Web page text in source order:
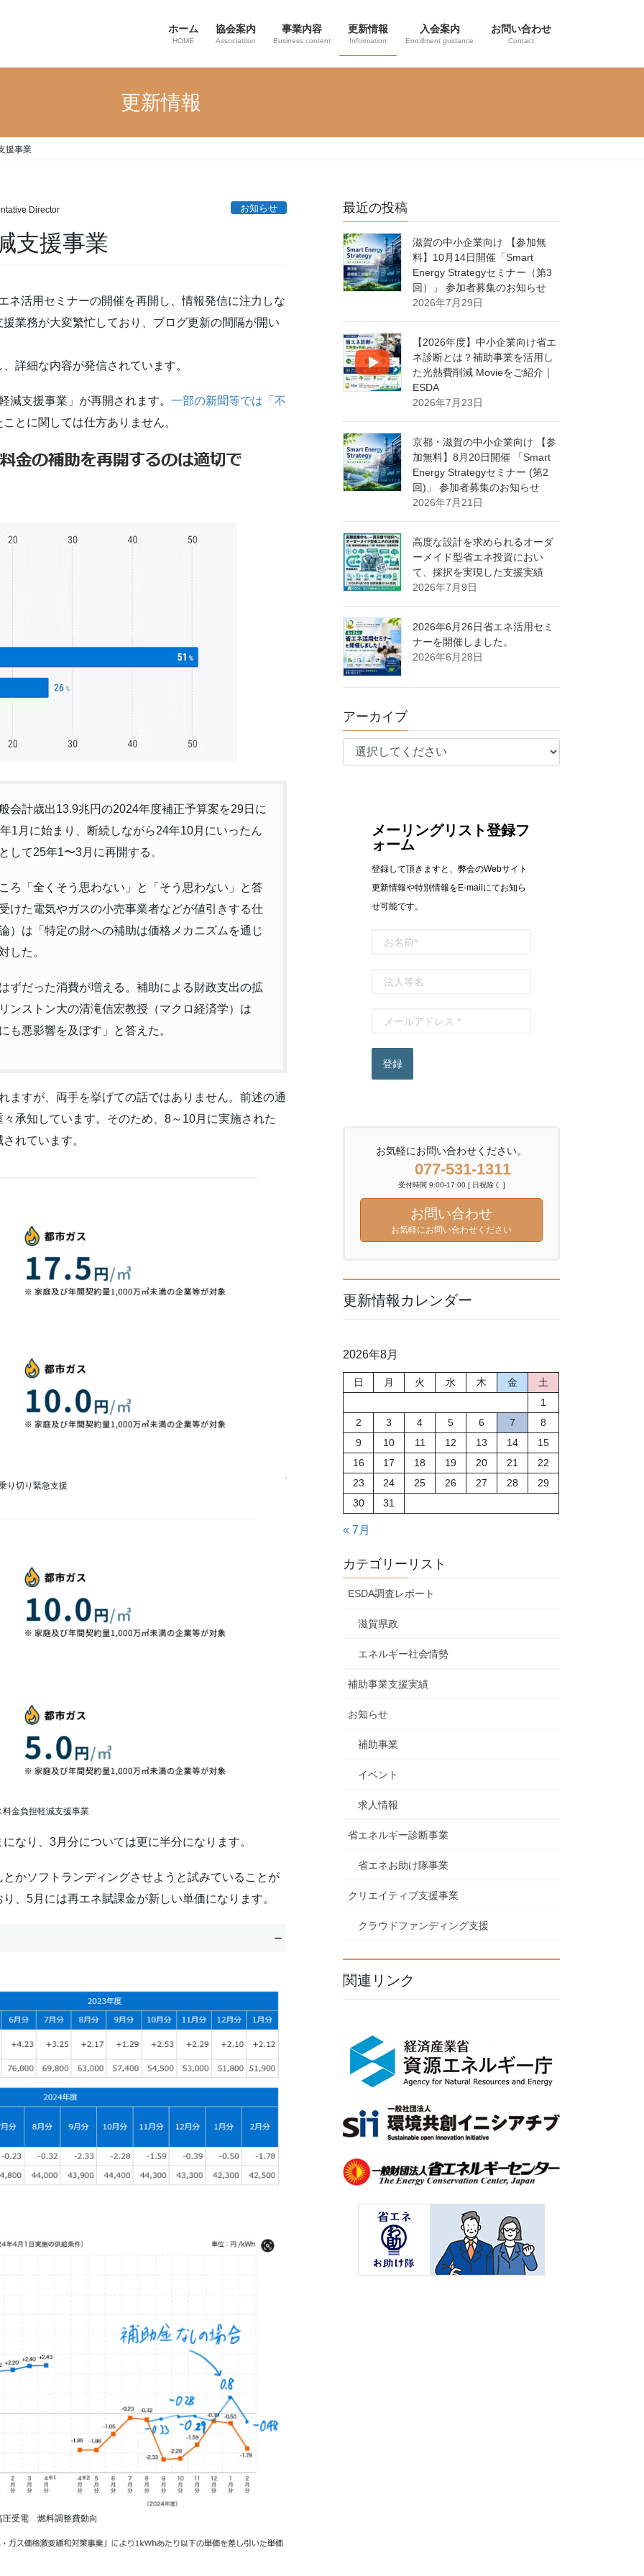
ホーム
HOME
協会案内
Associatiton
事業内容
Business content
更新情報
Information
入会案内
Enrollment guidance
お問い合わせ
Contact
更新情報
援事業
Director お知らせ
支援事業
ネ活用セミナーの開催を再開し、情報発信に注力しな
業務が大変繁忙しており、ブログ更新の間隔が開い
詳細な内容が発信されています。
減支援事業」が再開されます。 一部の新聞等では「不
とに関しては仕方ありません。
会計歳出13.9兆円の2024年度補正予算案を29日に
1月に始まり、断続しながら24年10月にいったん
して25年1〜3月に再開する。
ろ「全くそう思わない」と「そう思わない」と答
けた電気やガスの小売事業者などが値引きする仕
）は「特定の財への補助は価格メカニズムを通じ
した。
ずだった消費が増える。補助による財政支出の拡
ンストン大の清滝信宏教授（マクロ経済学）は
も悪影響を及ぼす」と答えた。
ますが、両手を挙げての話ではありません。前述の通
承知しています。そのため、8～10月に実施された
れています。
り切り緊急支援
料金負担軽減支援事業
なり、3月分については更に半分になります。
かソフトランディングさせようと試みていることが
、5月には再エネ賦課金が新しい単価になります。
受電 燃料調整費動向
最近の投稿
滋賀の中小企業向け 【参加無
料】10月14日開催「Smart
Energy Strategyセミナー（第3
回）」 参加者募集のお知らせ
2026年7月29日
【2026年度】中小企業向け省エ
ネ診断とは？補助事業を活用し
た光熱費削減 Movieをご紹介｜
ESDA
2026年7月23日
京都・滋賀の中小企業向け 【参
加無料】8月20日開催 「Smart
Energy Strategyセミナー (第2
回)」 参加者募集のお知らせ
2026年7月21日
高度な設計を求められるオーダ
ーメイド型省エネ投資におい
て、採択を実現した支援実績
2026年7月9日
2026年6月26日省エネ活用セミ
ナーを開催しました。
2026年6月28日
アーカイブ
メーリングリスト登録フ
ォーム
登録して頂きますと、弊会のWebサイト
更新情報や特別情報をE-mailにてお知ら
せ可能です。
登録
お気軽にお問い合わせください。
077-531-1311
受付時間 9:00-17:00 [ 日祝除く ]
お問い合わせ
お気軽にお問い合わせください
更新情報カレンダー
2026年8月
日 月 火 水 木 金
土
1
2
3 4 5 6 7
8
9
10 11 12 13 14
15
16
17 18 19 20 21
22
23
24 25 26 27 28
29
30
31
« 7月
カテゴリーリスト
ESDA調査レポート
滋賀県政
エネルギー社会情勢
補助事業支援実績
お知らせ
補助事業
イベント
求人情報
省エネルギー診断事業
省エネお助け隊事業
クリエイティブ支援事業
クラウドファンディング支援
関連リンク